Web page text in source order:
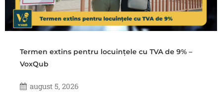
Termen extins pentru locuințele cu TVA de 9% –
VoxQub
august 5, 2026